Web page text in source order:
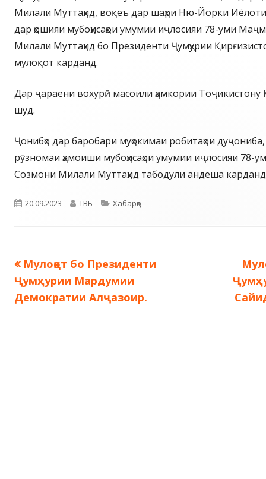
Милали Муттаҳид, воқеъ дар шаҳри Ню-Йорки
дар ҳошияи мубоҳисаҳои умумии иҷлосияи 78-уми
Милали Муттаҳид бо Президенти Ҷумҳурии
мулоқот карданд.
Дар ҷараёни вохурӣ масоили ҳамкории Тоҷикистону
шуд.
Ҷонибҳо дар баробари муҳокимаи робитаҳои
рӯзномаи ҳамоиши мубоҳисаҳои умумии иҷлосияи
Созмони Милали Муттаҳид табодули андеша
Опубликовано
20.09.2023 Автор
ТВБ Рубрики
Хабарҳо
Навигация
по
Предыдущая
запись:
Мулоқот бо Президенти
Ҷумҳурии Мардумии
Демократии Алҷазоир.